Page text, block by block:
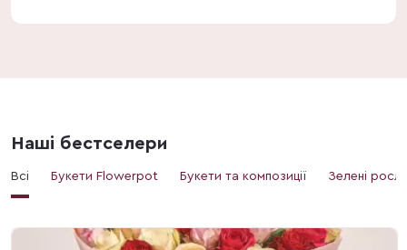
Наші бестселери
Всі Букети Flowerpot Букети та композиції Зелені